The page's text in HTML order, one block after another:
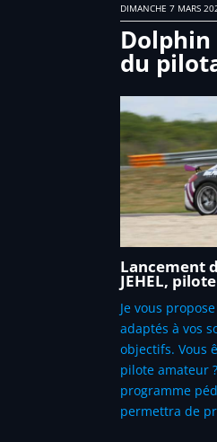
DIMANCHE 7 MARS
Dolphin
du
Lancement
JEHEL,
Je vous
adaptés à vos
objectifs. Vous
pilote amateur
programme
permettra de